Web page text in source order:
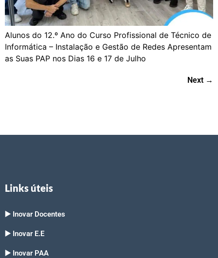
Alunos do 12.º Ano do Curso Profissional de Técnico de
Informática – Instalação e Gestão de Redes Apresentam
as Suas PAP nos Dias 16 e 17 de Julho
Next →
Links úteis
▶️ Inovar Docentes
▶️ Inovar E.E
▶️ Inovar PAA